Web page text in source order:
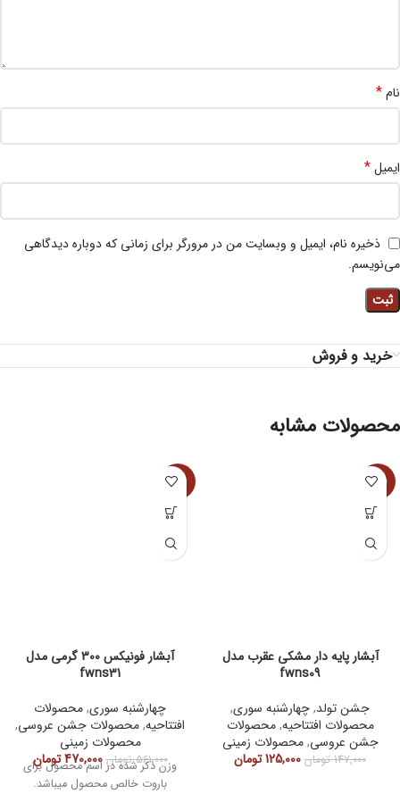
نام*
ایمیل*
ذخیره نام، ایمیل و وبسایت من در مرورگر برای زمانی که دوباره دیدگاهی
می‌نویسم.
خرید و فروش
محصولات مشابه
-15%
آبشار پایه دار مشکی عقرب مدل
fwns09
جشن تولد,چهارشنبه سوری,
محصولات افتتاحیه,محصولات
جشن عروسی,محصولات زمینی
147,000 تومان 125,000تومان
-16%
آبشار فونیکس 300 گرمی مدل
fwns31
چهارشنبه سوری,محصولات
افتتاحیه,محصولات جشن عروسی,
محصولات زمینی
561,000 تومان 470,000 تومان
وزن ذکر شده در اسم محصول برای
باروت خالص محصول میباشد.